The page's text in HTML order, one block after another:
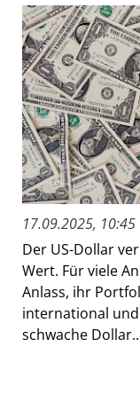
17.09.2025, 10:45
Der US-Dollar
Wert. Für viele
Anlass, ihr
international
schwache